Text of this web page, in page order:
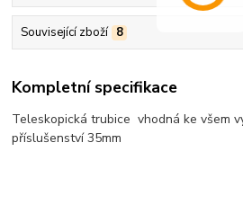
Související zboží 8
Kompletní specifikace
Teleskopická trubice vhodná ke všem
příslušenství 35mm